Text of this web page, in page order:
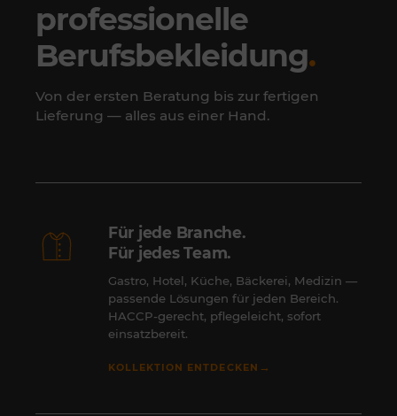
professionelle
Berufsbekleidung.
Von der ersten Beratung bis zur fertigen
Lieferung — alles aus einer Hand.
Für jede Branche.
Für jedes Team.
Gastro, Hotel, Küche, Bäckerei, Medizin —
passende Lösungen für jeden Bereich.
HACCP-gerecht, pflegeleicht, sofort
einsatzbereit.
KOLLEKTION ENTDECKEN →